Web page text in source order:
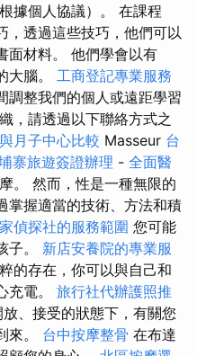
據個人協議）。 在課程
，透過這些技巧，他們可以
面材料。 他們學會以有
大腦。 工商登記專業服務
調整我們的個人或遠距學習
，請透過以下聯絡方式之
月子中心比較 Masseur 台
寨旅遊簽證辦理 - 全面醫
。 然而，性是一種無限的
掌握適當的技術、方法和積
偵探社的服務範圍 您可能
子。 新店安養院的專業服
的存在，你可以與自己和
充電。 旅行社代辦護照推
、接受的狀態下，有關您
來。 台中按摩整骨 在布達